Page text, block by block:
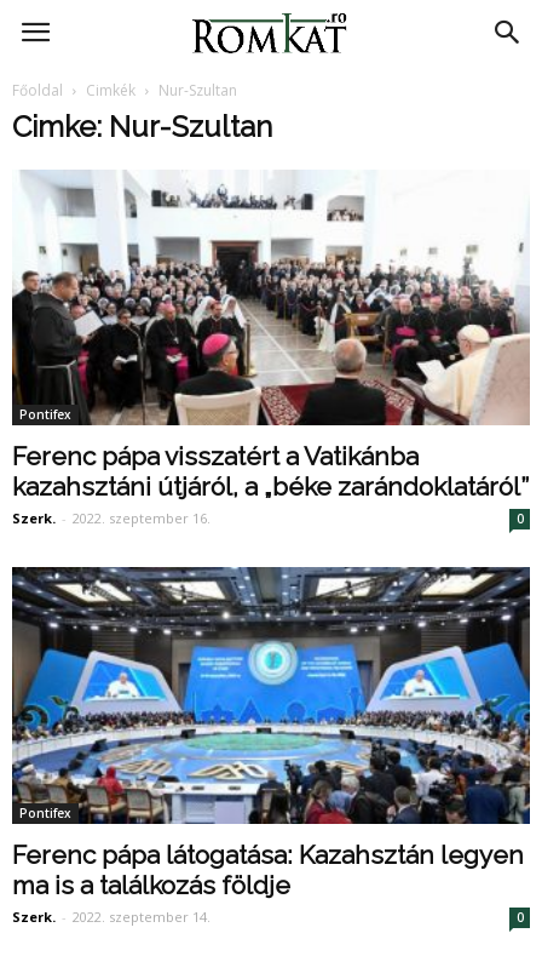
RomKat.ro
Főoldal Cimkék Nur-Szultan
Cimke: Nur-Szultan
Pontifex
Ferenc pápa visszatért a Vatikánba
kazahsztáni útjáról, a „béke zarándoklatáról”
Szerk. - 2022. szeptember 16. 0
Pontifex
Ferenc pápa látogatása: Kazahsztán legyen
ma is a találkozás földje
Szerk. - 2022. szeptember 14. 0